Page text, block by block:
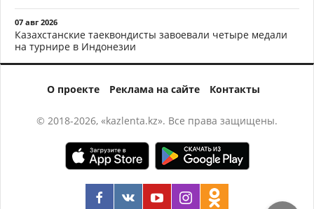
07 авг 2026
Казахстанские таеквондисты завоевали четыре медали
на турнире в Индонезии
О проекте Реклама на сайте Контакты
© 2018-2026, «kazlenta.kz». Все права защищены.